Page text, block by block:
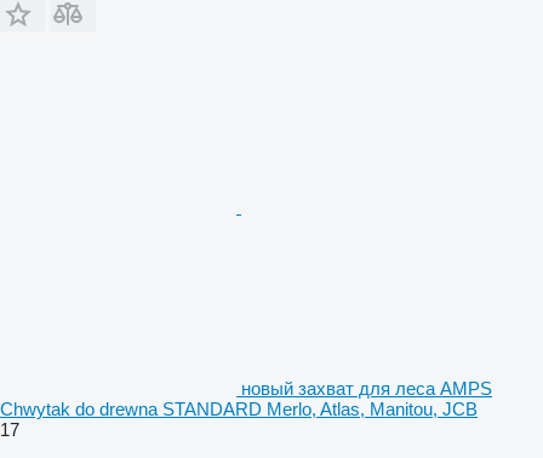
новый захват для леса AMPS
Chwytak do drewna STANDARD Merlo, Atlas, Manitou, JCB
17